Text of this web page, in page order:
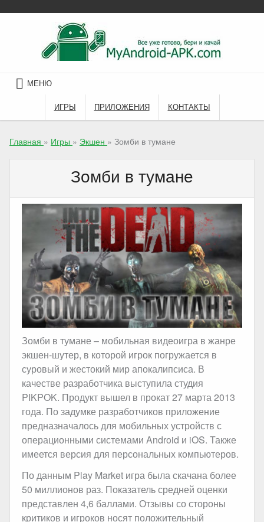
to
МЕНЮ
ИГРЫ ПРИЛОЖЕНИЯ КОНТАКТЫ
Главная » Игры » Экшен » Зомби в тумане
Зомби в тумане
Зомби в тумане – мобильная видеоигра в жанре
экшен-шутер, в которой игрок погружается в
суровый и жестокий мир апокалипсиса. В
качестве разработчика выступила студия
PIKPOK. Продукт вышел в прокат 27 марта 2013
года. По задумке разработчиков приложение
предназначалось для мобильных устройств с
операционными системами Android и iOS. Также
имеется версия для персональных компьютеров.
По данным Play Market игра была скачана более
50 миллионов раз. Показатель средней оценки
представлен 4,6 баллами. Отзывы со стороны
критиков и игроков носят положительный